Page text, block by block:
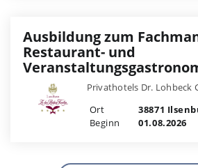
Ausbildung zum
Restaurant- und
Privathotels Dr. Lohbeck
Ort
38871
Beginn
01.08.2026